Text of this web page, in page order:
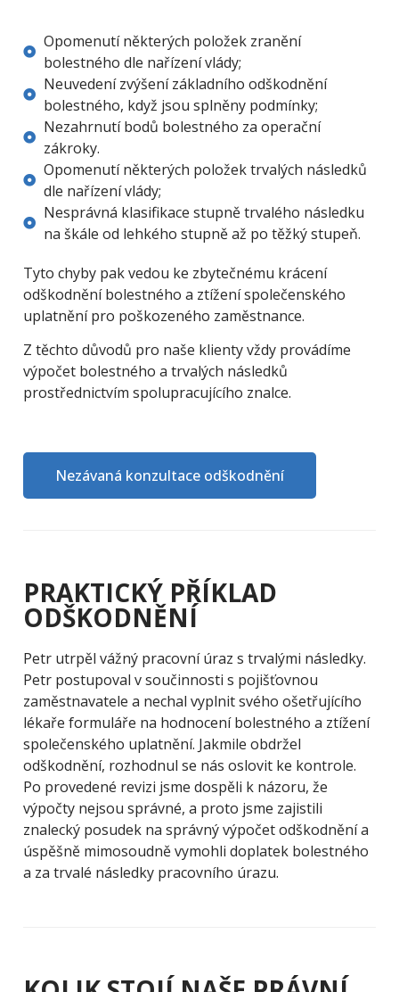
Opomenutí některých položek zranění
bolestného dle nařízení vlády;
Neuvedení zvýšení základního odškodnění
bolestného, když jsou splněny podmínky;
Nezahrnutí bodů bolestného za operační
zákroky.
Opomenutí některých položek trvalých následků
dle nařízení vlády;
Nesprávná klasifikace stupně trvalého následku
na škále od lehkého stupně až po těžký stupeň.
Tyto chyby pak vedou ke zbytečnému krácení
odškodnění bolestného a ztížení společenského
uplatnění pro poškozeného zaměstnance.
Z těchto důvodů pro naše klienty vždy provádíme
výpočet bolestného a trvalých následků
prostřednictvím spolupracujícího znalce.
Nezávaná konzultace odškodnění
PRAKTICKÝ PŘÍKLAD
ODŠKODNĚNÍ
Petr utrpěl vážný pracovní úraz s trvalými následky.
Petr postupoval v součinnosti s pojišťovnou
zaměstnavatele a nechal vyplnit svého ošetřujícího
lékaře formuláře na hodnocení bolestného a ztížení
společenského uplatnění. Jakmile obdržel
odškodnění, rozhodnul se nás oslovit ke kontrole.
Po provedené revizi jsme dospěli k názoru, že
výpočty nejsou správné, a proto jsme zajistili
znalecký posudek na správný výpočet odškodnění a
úspěšně mimosoudně vymohli doplatek bolestného
a za trvalé následky pracovního úrazu.